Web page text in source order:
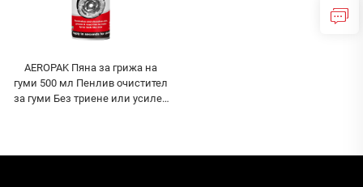
AEROPAK Пяна за грижа на
гуми 500 мл Пенлив очистител
за гуми Без триене или усилен